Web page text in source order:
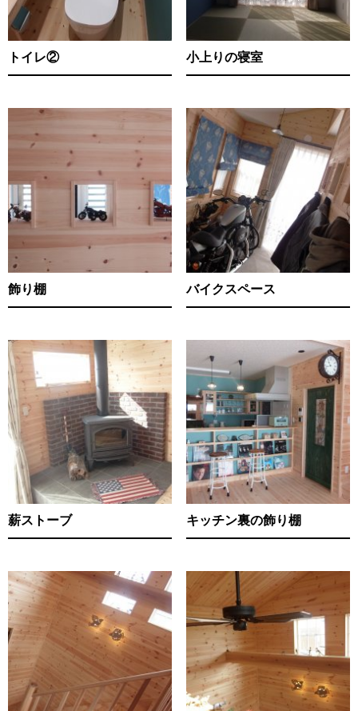
トイレ② 小上りの寝室
飾り棚 バイクスペース
薪ストーブ キッチン裏の飾り棚